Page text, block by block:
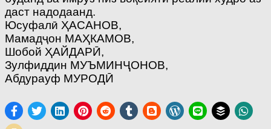
даст надодаанд.
Юсуфалӣ ҲАСАНОВ,
Мамадҷон МАҲКАМОВ,
Шобой ҲАЙДАРӢ,
Зулфиддин МУЪМИНҶОНОВ,
Абдурауф МУРОДӢ